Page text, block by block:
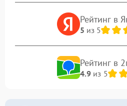
Рейтинг в
5 из 5
Рейтинг в
4.9из 5